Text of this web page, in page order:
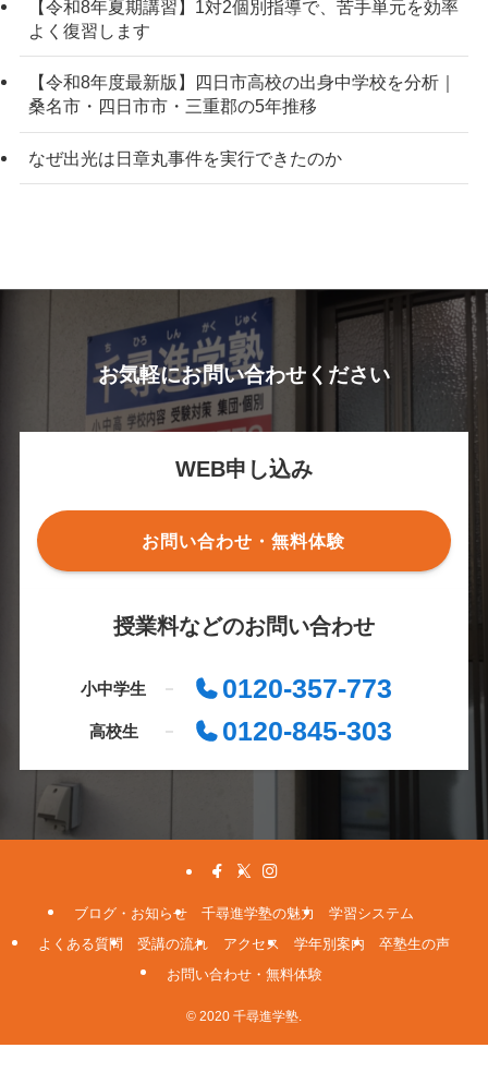
【令和8年夏期講習】1対2個別指導で、苦手単元を効率
よく復習します
【令和8年度最新版】四日市高校の出身中学校を分析｜
桑名市・四日市市・三重郡の5年推移
なぜ出光は日章丸事件を実行できたのか
お気軽にお問い合わせください
WEB申し込み
お問い合わせ・無料体験
授業料などのお問い合わせ
小中学生 0120-357-773
高校生 0120-845-303
ブログ・お知らせ 千尋進学塾の魅力
学習システム
よくある質問
受講の流れ アクセス 学年別案内
卒塾生の声
お問い合わせ・無料体験
© 2020 千尋進学塾.